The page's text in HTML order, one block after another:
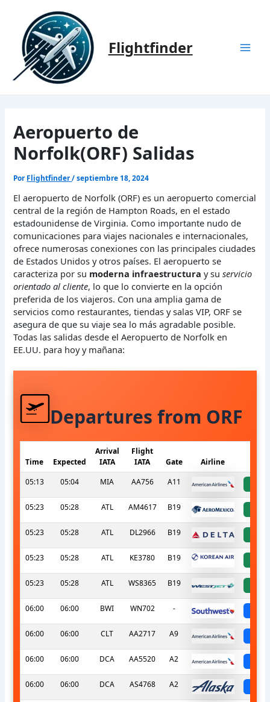
contenido
Flightfinder
Aeropuerto de
Norfolk(ORF) Salidas
Por Flightfinder/septiembre 18, 2024
El aeropuerto de Norfolk (ORF) es un aeropuerto comercial
central de la región de Hampton Roads, en el estado
estadounidense de Virginia. Como importante nudo de
comunicaciones para viajes nacionales e internacionales,
ofrece numerosas conexiones con las principales ciudades
de Estados Unidos y otros países. El aeropuerto se
caracteriza por su moderna infraestructura y suservicio
orientado al cliente, lo que lo convierte en la opción
preferida de los viajeros. Con una amplia gama de
servicios como restaurantes, tiendas y salas VIP, ORF se
asegura de que su viaje sea lo más agradable posible.
Todas las salidas desde el Aeropuerto de Norfolk en
EE.UU. para hoy y mañana:
Departures from ORF
Time Expected
Arrival
IATA
Flight
IATA
Gate Airline
05:13
05:04 MIA AA756 A11
05:23 05:28 ATL AM4617 B19
05:23 05:28 ATL DL2966 B19
05:23 05:28 ATL KE3780 B19
05:23 05:28 ATL WS8365 B19
06:00 06:00 BWI WN702 -
06:00 06:00 CLT AA2717 A9
06:00 06:00 DCA AA5520 A2
06:00 06:00 DCA AS4768 A2